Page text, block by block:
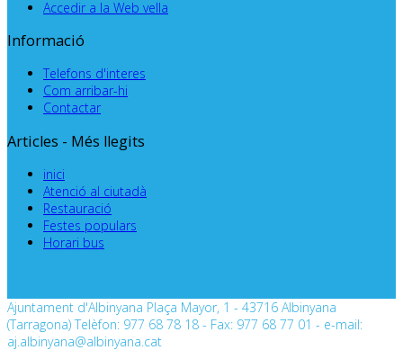
Accedir a la Web vella
Informació
Telefons d'interes
Com arribar-hi
Contactar
Articles - Més llegits
inici
Atenció al ciutadà
Restauració
Festes populars
Horari bus
Ajuntament d'Albinyana Plaça Mayor, 1 - 43716 Albinyana
(Tarragona) Telèfon: 977 68 78 18 - Fax: 977 68 77 01 - e-mail:
aj.albinyana@albinyana.cat